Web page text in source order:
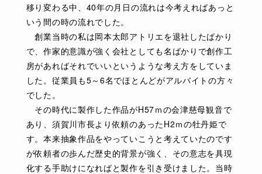
移り変わる中、40年の月日の流れは今考えればあっと
いう間の時の流れでした。
創業当時の私は岡本太郎アトリエを退社したばかり
で、作家的意識が強く会社としても名ばかりで創作工
房があればそれでいいというような考え方をしていま
した。従業員も5～6名でほとんどがアルバイトの方々
でした。
その時代に製作した作品がH57ｍの会津慈母観音で
あり、須賀川市長より依頼のあったH2ｍの牡丹姫で
す。本来抽象作品をやっていこうと考えていたのです
が依頼者の歩んだ歴史的背景が強く、その意志を具現
化する手助けになればと製作を引き受けました。当時